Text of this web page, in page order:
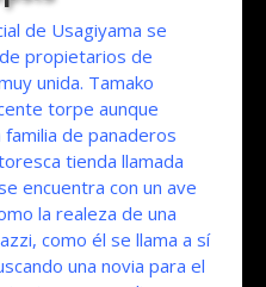
de Usagiyama se
propietarios de
unida. Tamako
torpe aunque
de panaderos
tienda llamada
encuentra con un ave
la realeza de una
como él se llama a sí
una novia para el